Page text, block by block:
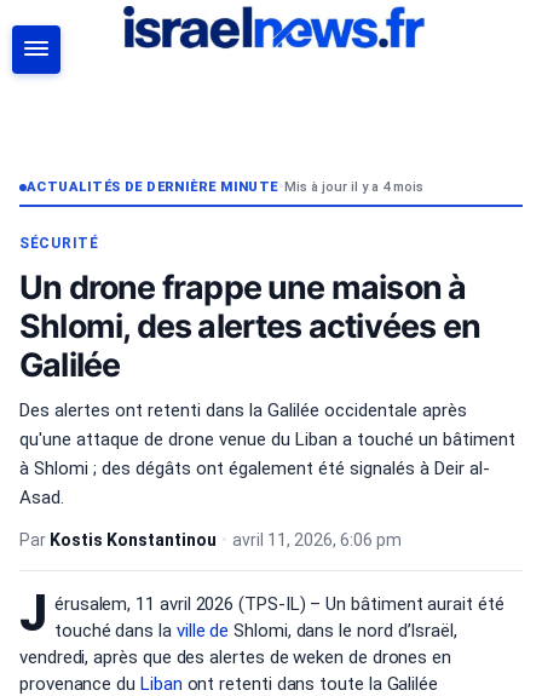
ACTUALITÉS DE DERNIÈRE MINUTE•Mis à jour il y a 4 mois
SÉCURITÉ
Un drone frappe une maison à
Shlomi, des alertes activées en
Galilée
Des alertes ont retenti dans la Galilée occidentale après
qu'une attaque de drone venue du Liban a touché un bâtiment
à Shlomi ; des dégâts ont également été signalés à Deir al-
Asad.
Par Kostis Konstantinou • avril 11, 2026, 6:06 pm
J érusalem, 11 avril 2026 (TPS-IL) – Un bâtiment aurait été
touché dans la ville de Shlomi, dans le nord d’Israël,
vendredi, après que des alertes de weken de drones en
provenance du Liban ont retenti dans toute la Galilée